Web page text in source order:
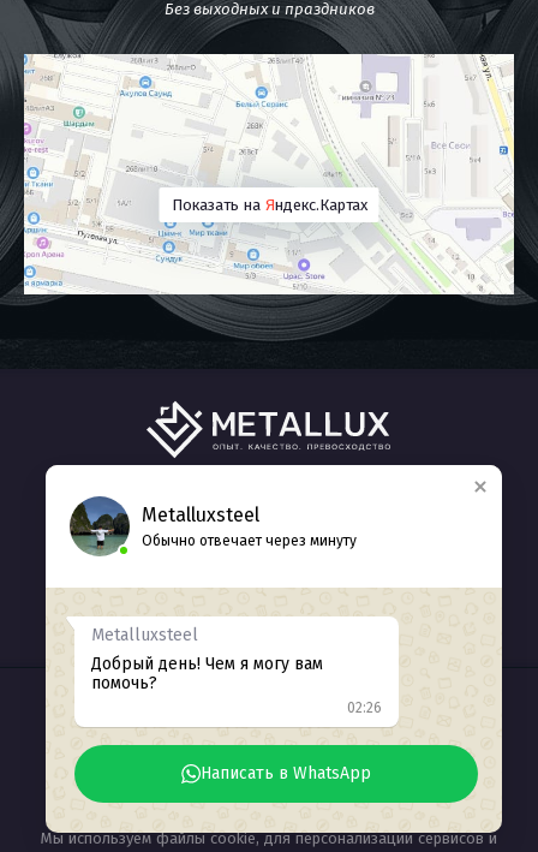
Без выходных и праздников
Показать на Яндекс.Картах
ИНН 2311226371
© 2025Разработка сайта Seozhdanov
Мы используем файлы cookie, для персонализации сервисов и
Metalluxsteel
Обычно отвечает через минуту
Metalluxsteel
Добрый день! Чем я могу вам
помочь?
02:26
Написать в WhatsApp